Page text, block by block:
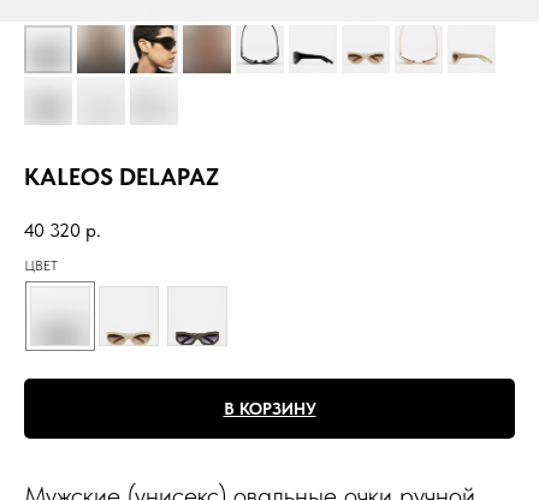
KALEOS DELAPAZ
40 320 р.
ЦВЕТ
В КОРЗИНУ